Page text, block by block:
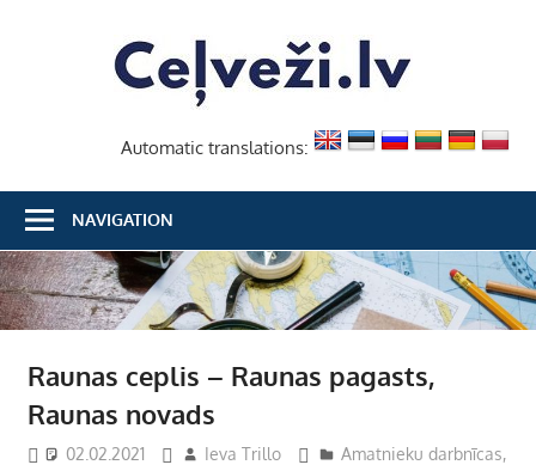
Automatic translations:
NAVIGATION
Raunas ceplis – Raunas pagasts,
Raunas novads
02.02.2021 Ieva Trillo Amatnieku darbnīcas,